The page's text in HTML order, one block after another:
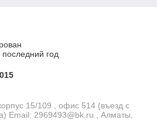
год
15/109 , офис 514 (въезд с
Email: 2969493@bk.ru , Алматы,